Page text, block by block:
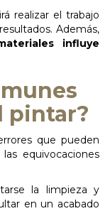
realizar el trabajo
Además,
influye
pintar?
que pueden
equivocaciones
la limpieza y
en un acabado